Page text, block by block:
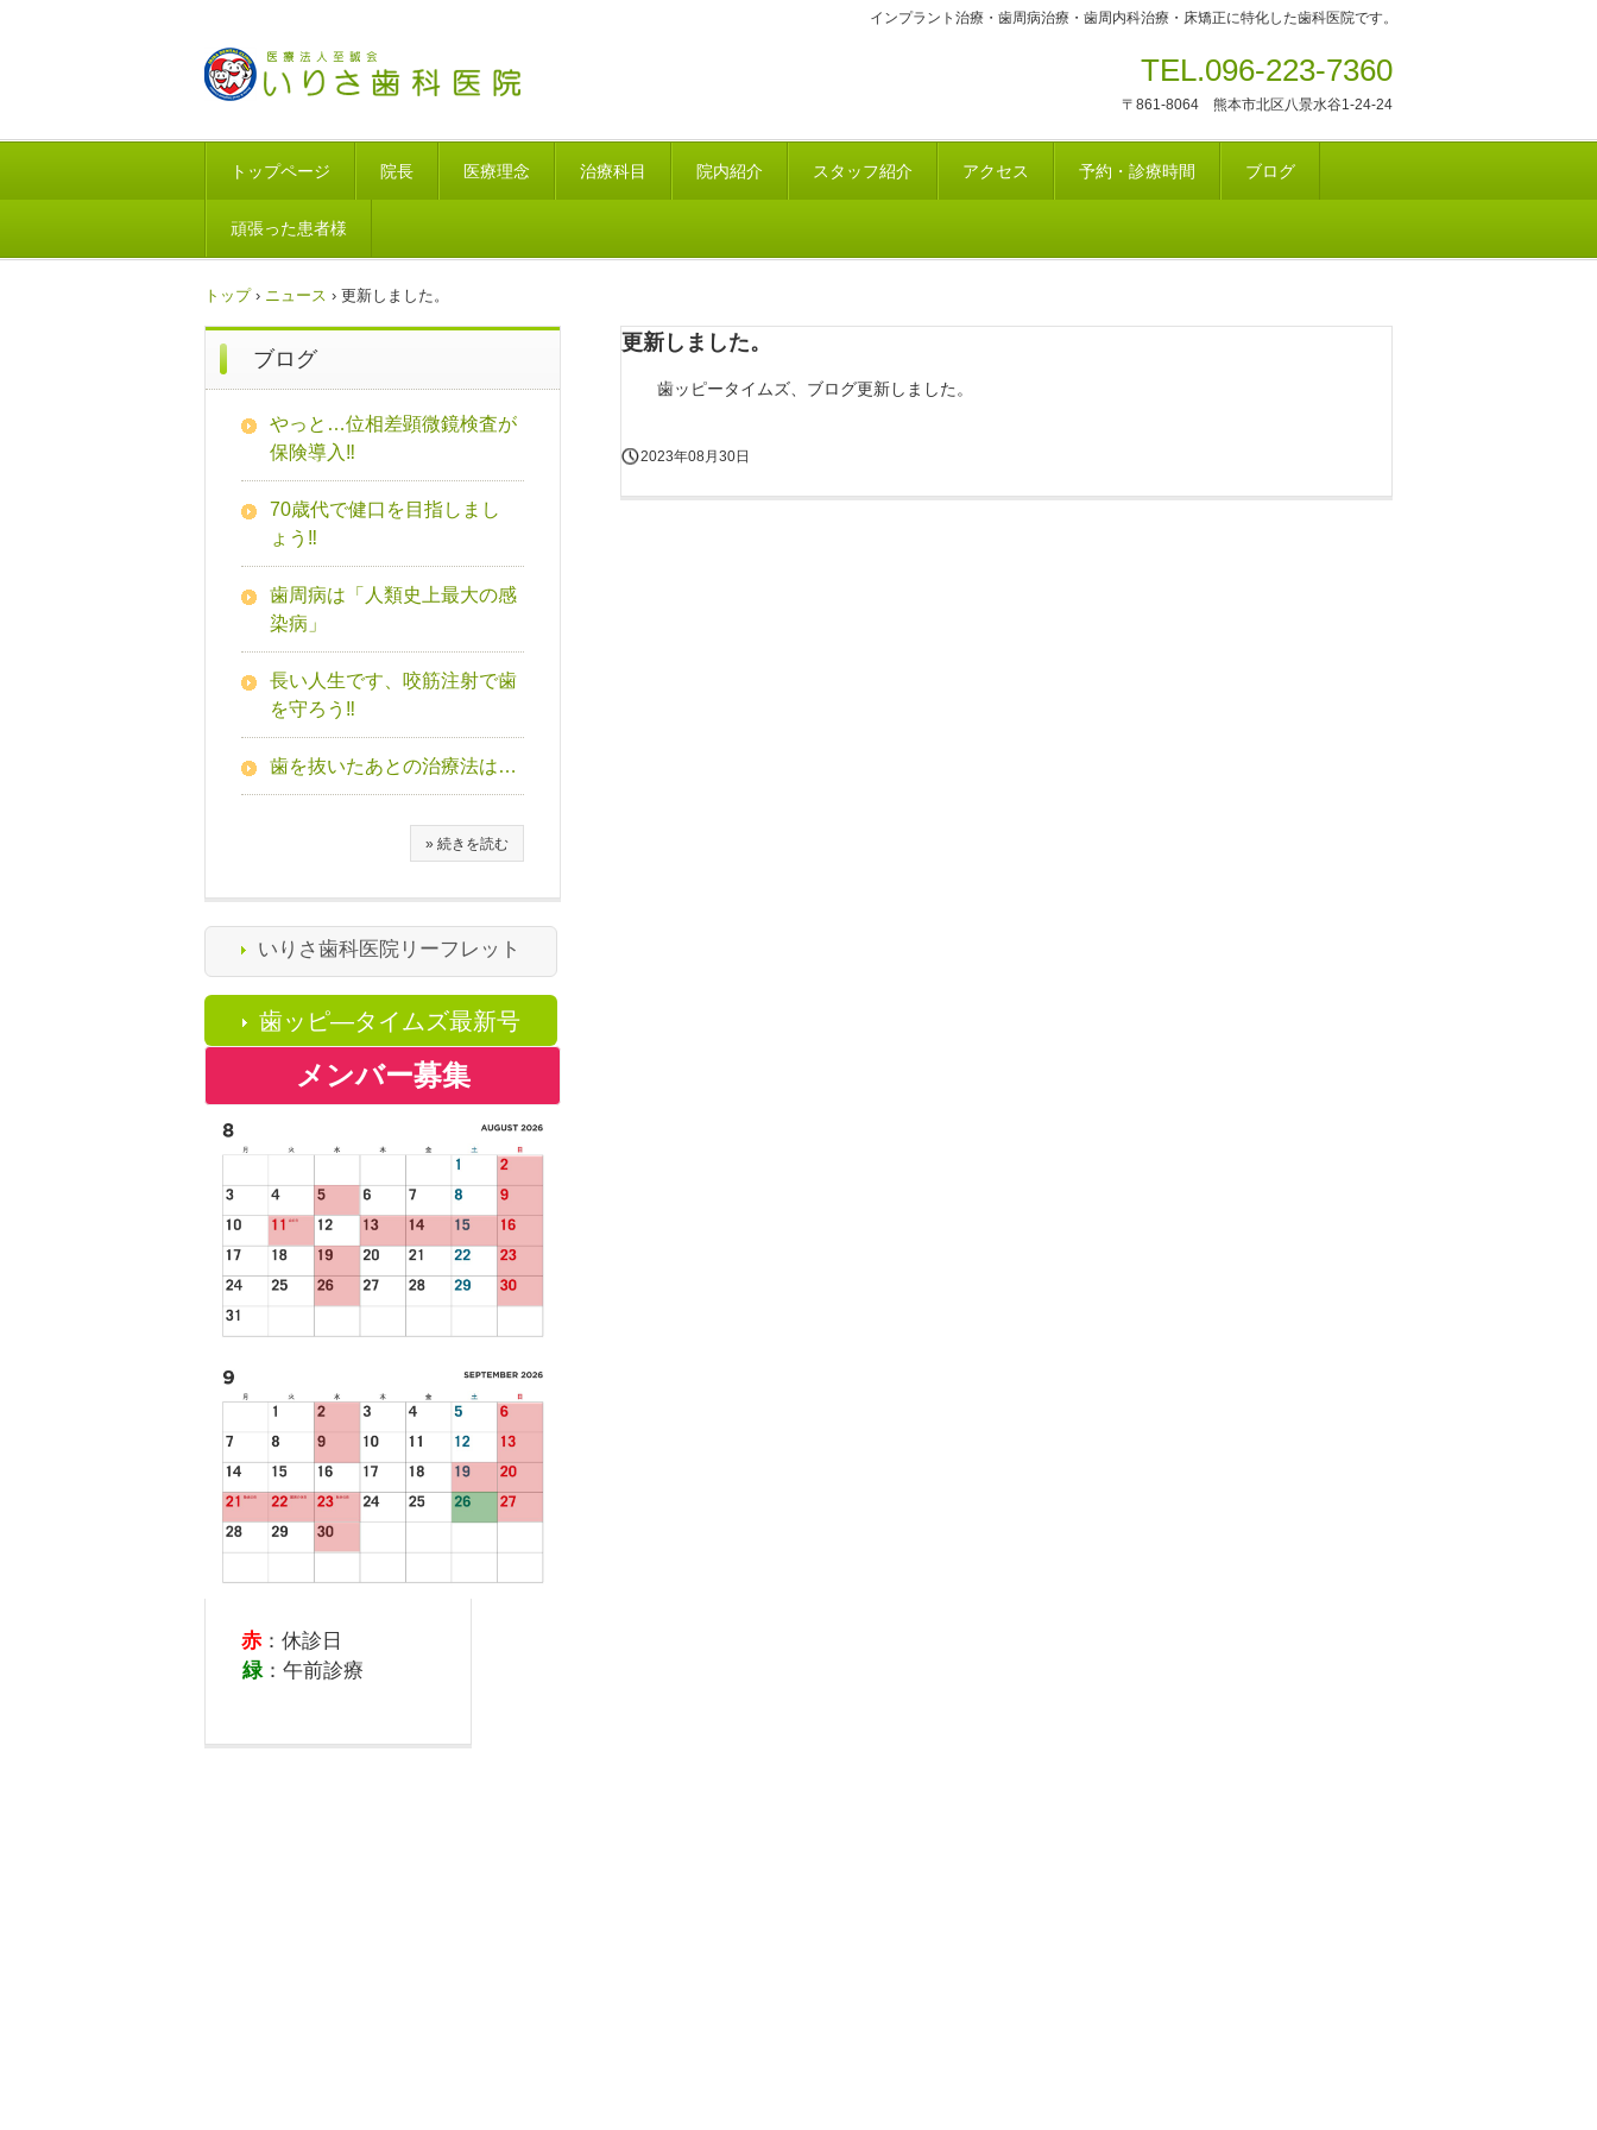
インプラント治療・歯周病治療・歯周内科治療・床矯正に特化した歯科医院です。
TEL.096-223-7360
〒861-8064 熊本市北区八景水谷1-24-24
トップページ 院長 医療理念 治療科目 院内紹介 スタッフ紹介 アクセス 予約・診療時間 ブログ
頑張った患者様
トップ › ニュース › 更新しました。
更新しました。
歯ッピータイムズ、ブログ更新しました。
2023年08月30日
ブログ
やっと…位相差顕微鏡検査が
保険導入‼
70歳代で健口を目指しまし
ょう‼
歯周病は「人類史上最大の感
染病」
長い人生です、咬筋注射で歯
を守ろう‼
歯を抜いたあとの治療法は…
» 続きを読む
いりさ歯科医院リーフレット
歯ッピ―タイムズ最新号
メンバー募集
赤 ：休診日
緑：午前診療